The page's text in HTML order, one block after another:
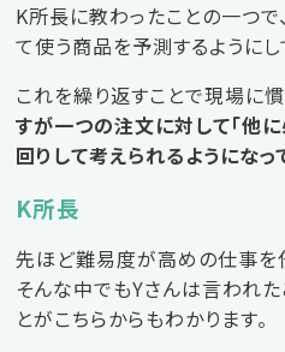
K所長に教わったことの一つ
て使う商品を予測するようにし
これを繰り返すことで現場に慣
すが一つの注文に対して「他
回りして考えられるようになっ
K所長
先ほど難易度が高めの仕事を
そんな中でもYさんは言われ
とがこちらからもわかります。